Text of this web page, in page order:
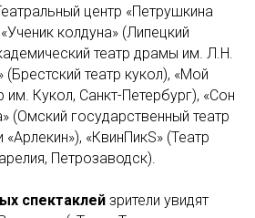
центр «Петрушкина
колдуна» (Липецкий
театр драмы им. Л.Н.
театр кукол), «Мой
им. Кукол, Санкт-Петербург), «Сон
(Омский государственный театр
«КвинПикS» (Театр
Петрозаводск).
спектаклей зрители увидят